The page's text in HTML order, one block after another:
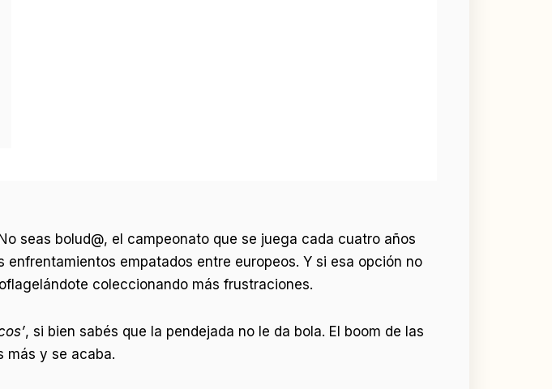
seas bolud@, el campeonato que se juega cada cuatro años
empatados entre europeos. Y si esa opción no
coleccionando más frustraciones.
, si bien sabés que la pendejada no le da bola. El boom de las
más y se acaba.